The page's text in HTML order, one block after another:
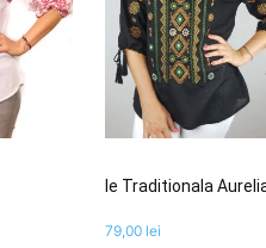
Ie Traditionala
79,00 lei